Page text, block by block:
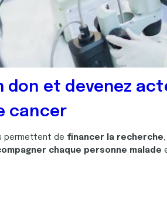
don et devenez
cancer
permettent de financer la recherche
chaque personne malade